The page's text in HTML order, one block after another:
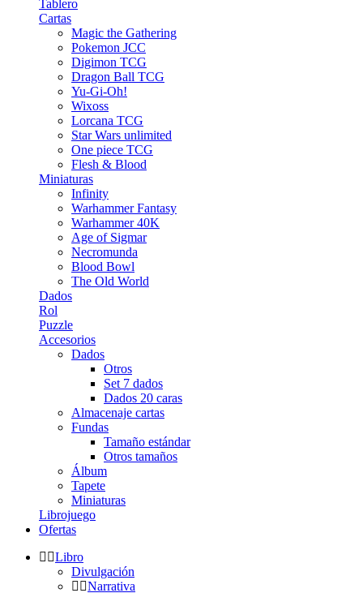
Tablero
Cartas
Magic the Gathering
Pokemon JCC
Digimon TCG
Dragon Ball TCG
Yu-Gi-Oh!
Wixoss
Lorcana TCG
Star Wars unlimited
One piece TCG
Flesh & Blood
Miniaturas
Infinity
Warhammer Fantasy
Warhammer 40K
Age of Sigmar
Necromunda
Blood Bowl
The Old World
Dados
Rol
Puzzle
Accesorios
Dados
Otros
Set 7 dados
Dados 20 caras
Almacenaje cartas
Fundas
Tamaño estándar
Otros tamaños
Álbum
Tapete
Miniaturas
Librojuego
Ofertas
Libro
Divulgación
Narrativa